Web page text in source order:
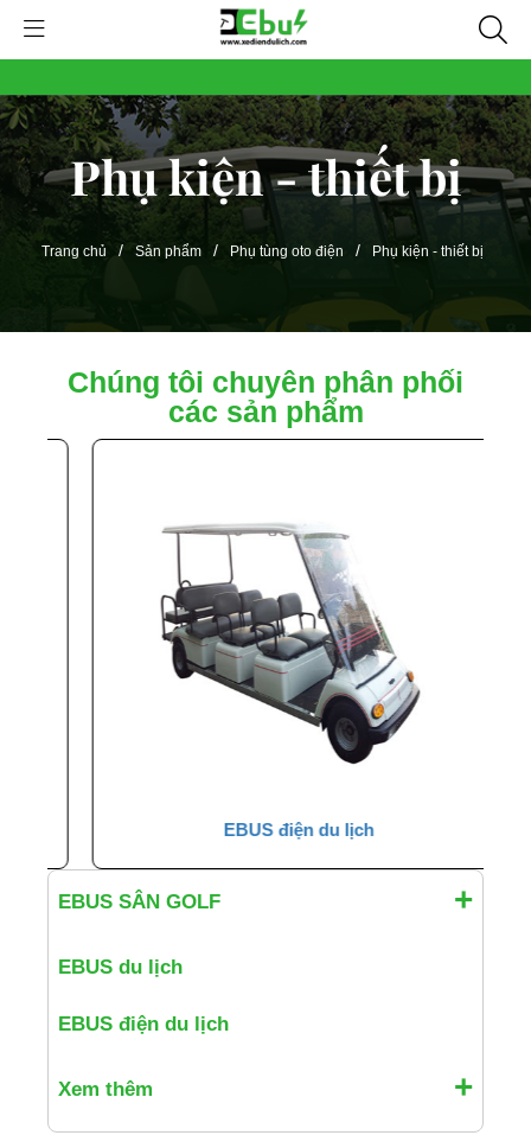
Phụ kiện - thiết bị
Trang chủ / Sản phẩm / Phụ tùng oto điện / Phụ kiện - thiết bị
Chúng tôi chuyên phân phối
các sản phẩm
EBUS điện du lịch
EBUS SÂN GOLF
EBUS du lịch
EBUS điện du lịch
Xem thêm